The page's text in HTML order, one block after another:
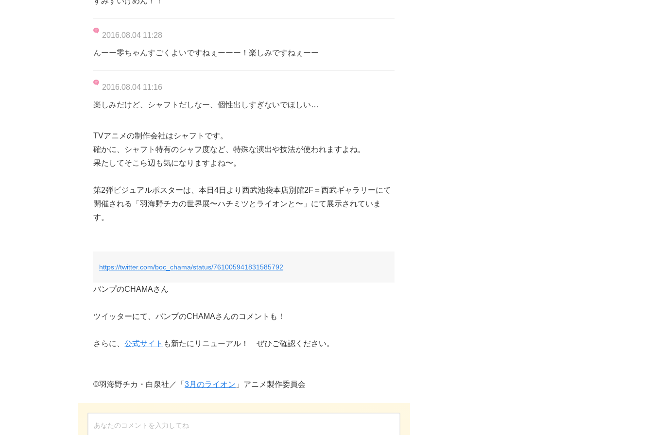
2016.08.04 11:28
んーー零ちゃんすごくよいですねぇーーー！楽しみですねぇーー
2016.08.04 11:16
楽しみだけど、シャフトだしなー、個性出しすぎないでほしい…
TVアニメの制作会社はシャフトです。
確かに、シャフト特有のシャフ度など、特殊な演出や技法が使われますよね。
果たしてそこら辺も気になりますよね〜。
第2弾ビジュアルポスターは、本日4日より西武池袋本店別館2F＝西武ギャラリーにて
開催される「羽海野チカの世界展〜ハチミツとライオンと〜」にて展示されていま
す。
https://twitter.com/boc_chama/status/761005941831585792
バンプのCHAMAさん
ツイッターにて、バンプのCHAMAさんのコメントも！
さらに、 公式サイト も新たにリニューアル！ ぜひご確認ください。
©羽海野チカ・白泉社／「 3月のライオン 」アニメ製作委員会